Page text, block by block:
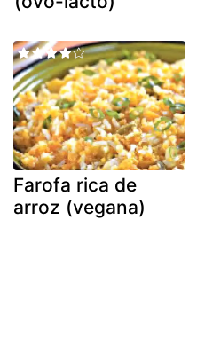
Farofa rica de
arroz (vegana)